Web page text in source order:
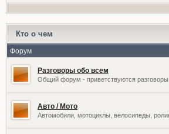
Кто о чем
Форум
Разговоры обо всем
Общий форум - приветствуются
Авто / Мото
Автомобили, мотоциклы, велосипеды,